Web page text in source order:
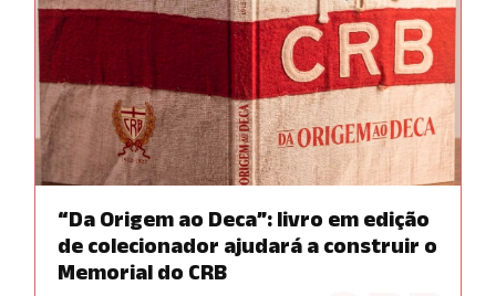
“Da Origem ao Deca”: livro em edição
de colecionador ajudará a construir o
Memorial do CRB